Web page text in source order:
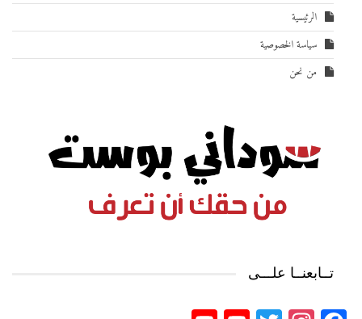
الرئيسية
سياسة الخصوصية
من نحن
تــابعنــا علـــى